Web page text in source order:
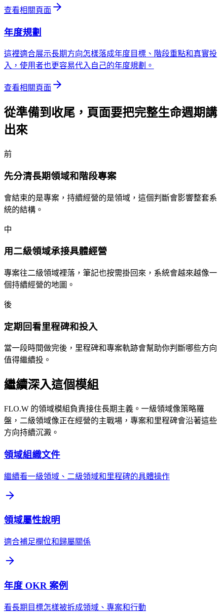
查看相關頁面
年度規劃
這裡適合展示長期方向怎樣落成年度目標、階段重點和真實投
入，使用者也更容易代入自己的年度規劃。
查看相關頁面
從準備到收尾，頁面要把完整生命週期講
出來
前
先分清長期領域和階段專案
會結束的是專案，持續經營的是領域，這個判斷會影響整套系
統的結構。
中
用二級領域承接具體經營
專案往二級領域裡落，筆記也按需掛回來，系統會越來越像一
個持續經營的地圖。
後
定期回看里程碑和投入
當一段時間做完後，里程碑和專案軌跡會幫助你判斷哪些方向
值得繼續投。
繼續深入這個模組
FLO.W 的領域模組負責接住長期主義。一級領域像策略羅
盤，二級領域像正在經營的主戰場，專案和里程碑會沿著這些
方向持續沉澱。
領域組織文件
繼續看一級領域、二級領域和里程碑的具體操作
領域屬性說明
適合補足欄位和歸屬關係
年度 OKR 案例
看長期目標怎樣被拆成領域、專案和行動